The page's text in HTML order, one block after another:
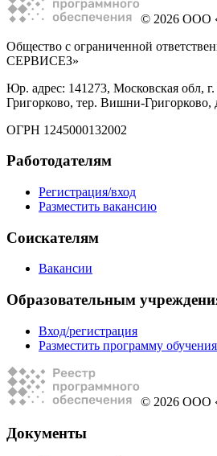
© 2026 ООО
Общество с ограниченной
СЕРВИСЕЗ»
Юр. адрес: 141273, Московская обл,
Григорково, тер. Вишни-Григорково,
ОГРН 1245000132002
Работодателям
Регистрация/вход
Разместить вакансию
Соискателям
Вакансии
Образовательным
Вход/регистрация
Разместить программу обучения
© 2026 ООО
Документы